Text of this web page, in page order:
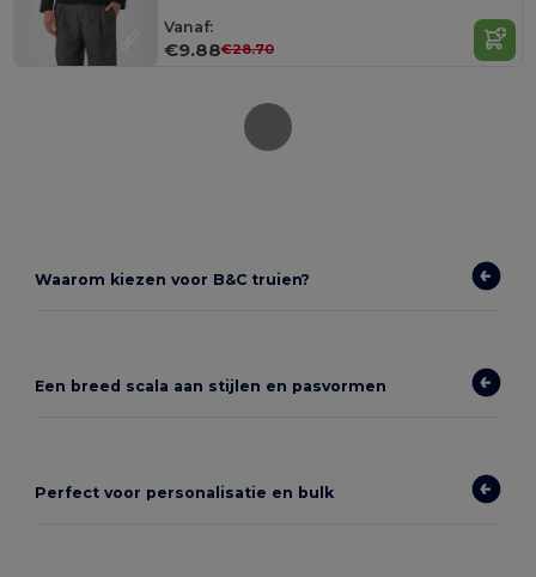
Vanaf:
€9.88€28.70
Waarom kiezen voor B&C truien?
Een breed scala aan stijlen en pasvormen
Perfect voor personalisatie en bulk